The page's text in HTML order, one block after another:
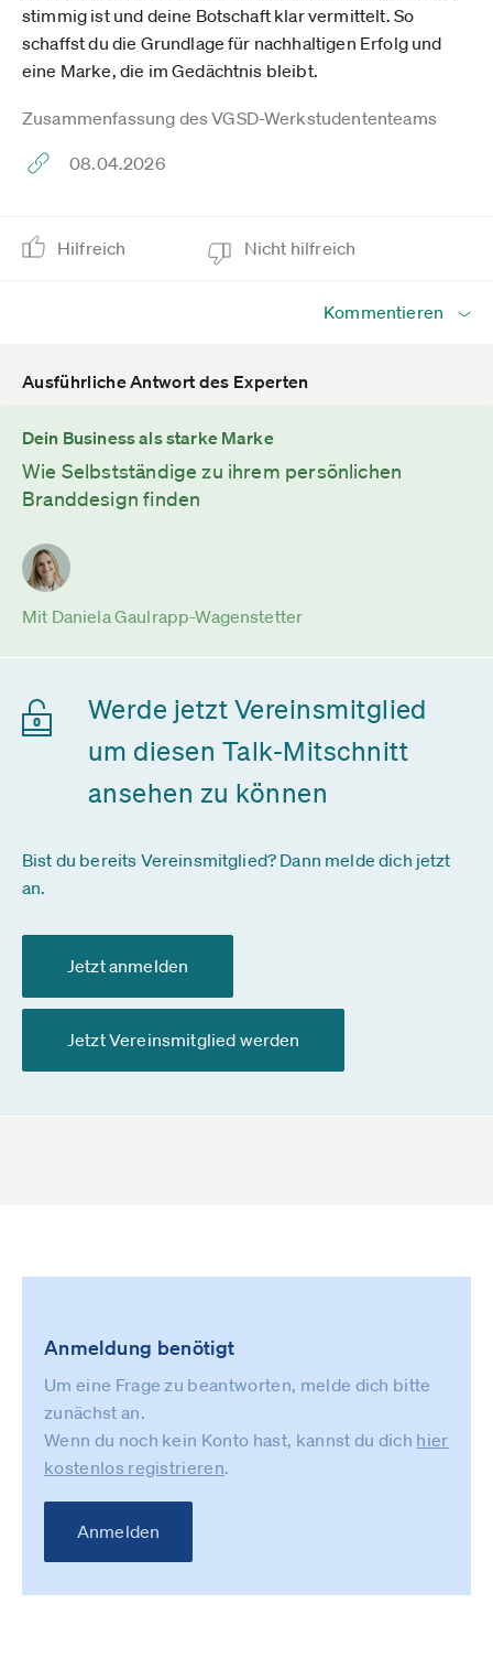
stimmig ist und deine Botschaft klar vermittelt. So
schaffst du die Grundlage für nachhaltigen Erfolg und
eine Marke, die im Gedächtnis bleibt.
Zusammenfassung des VGSD-Werkstudententeams
08.04.2026
Hilfreich Nicht hilfreich
Kommentieren
Ausführliche Antwort des Experten
Dein Business als starke Marke
Wie Selbstständige zu ihrem persönlichen
Branddesign finden
Mit Daniela Gaulrapp-Wagenstetter
Werde jetzt Vereinsmitglied
um diesen Talk-Mitschnitt
ansehen zu können
Bist du bereits Vereinsmitglied? Dann melde dich jetzt
an.
Jetzt anmelden
Jetzt Vereinsmitglied werden
Anmeldung benötigt
Um eine Frage zu beantworten, melde dich bitte
zunächst an.
Wenn du noch kein Konto hast, kannst du dich hier
kostenlos registrieren.
Anmelden